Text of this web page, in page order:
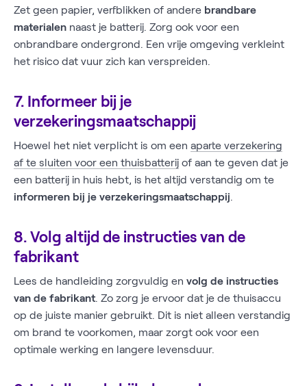
Zet geen papier, verfblikken of andere brandbare
materialen naast je batterij. Zorg ook voor een
onbrandbare ondergrond. Een vrije omgeving verkleint
het risico dat vuur zich kan verspreiden.
7. Informeer bij je
verzekeringsmaatschappij
Hoewel het niet verplicht is om een aparte verzekering
af te sluiten voor een thuisbatterij of aan te geven dat je
een batterij in huis hebt, is het altijd verstandig om te
informeren bij je verzekeringsmaatschappij.
8. Volg altijd de instructies van de
fabrikant
Lees de handleiding zorgvuldig en volg de instructies
van de fabrikant. Zo zorg je ervoor dat je de thuisaccu
op de juiste manier gebruikt. Dit is niet alleen verstandig
om brand te voorkomen, maar zorgt ook voor een
optimale werking en langere levensduur.